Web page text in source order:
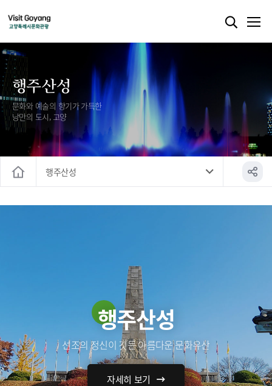
행주산성
문화와 예술의 향기가 가득한
낭만의 도시, 고양
행주산성
행주산성
선조의 정신이 깃든 아름다운 문화유산
자세히 보기